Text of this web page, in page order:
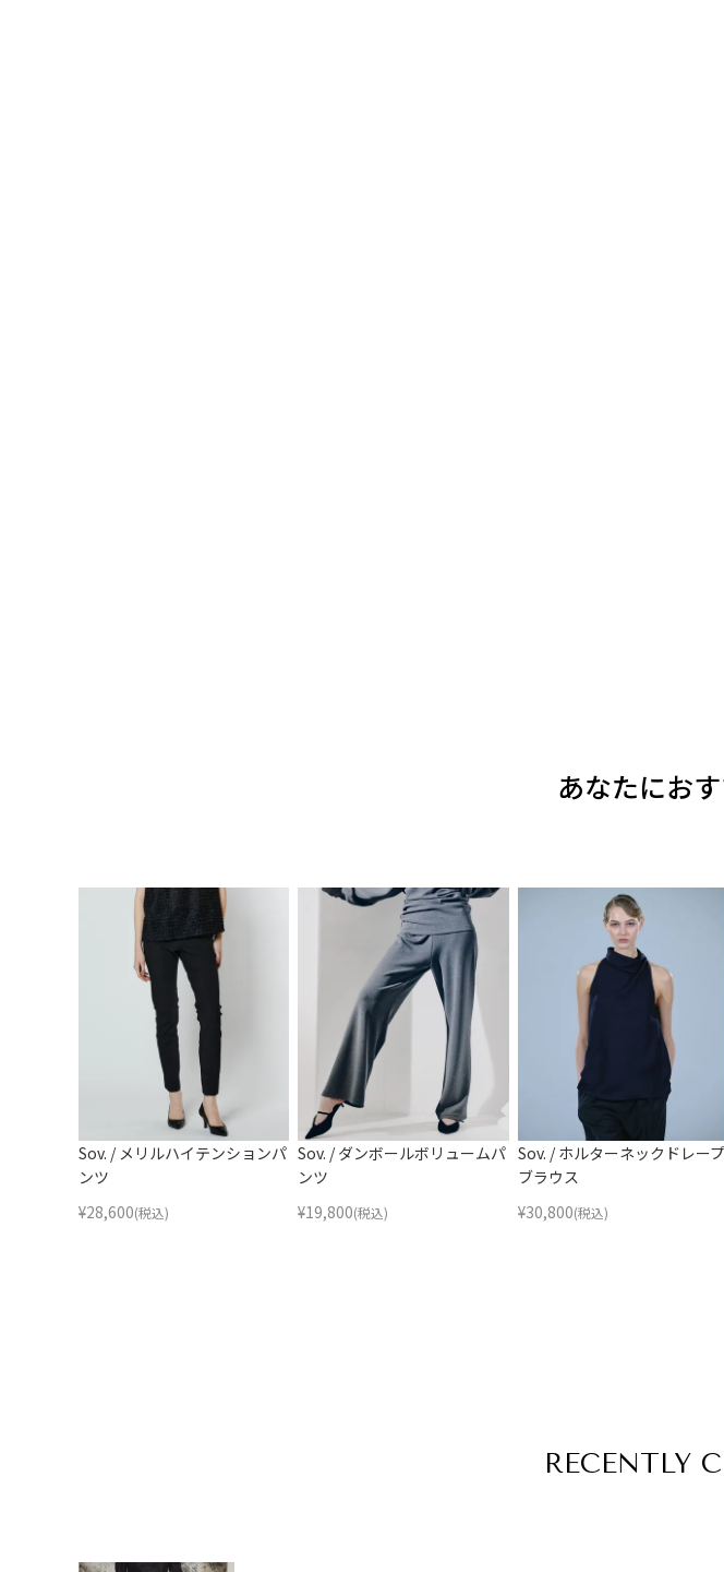
あなたにお
Sov. / メリルハイテンションパ
ンツ
¥28,600(税込)
Sov. / ダンボールボリュームパ
ンツ
¥19,800(税込)
Sov. / ホルターネックドレープ
ブラウス
¥30,800(税込)
RECENTLY